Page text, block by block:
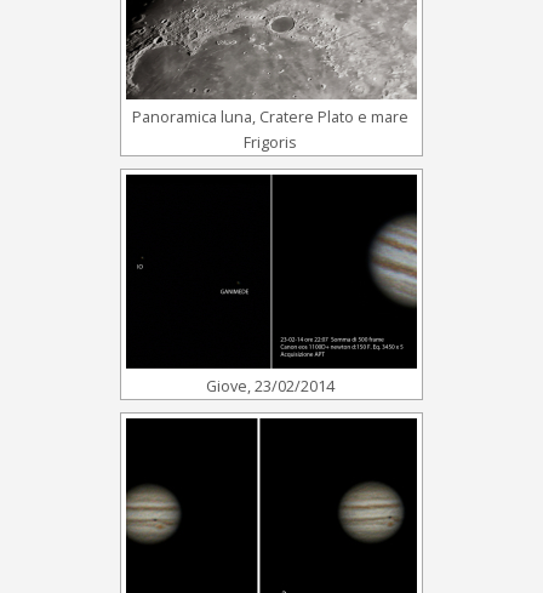
Panoramica luna, Cratere Plato e mare
Frigoris
Giove, 23/02/2014